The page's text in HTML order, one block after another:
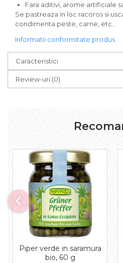
Paste bio integrale
Paste bio pentru copii
Paste fainoase bio
Pateu, sosuri si conserve
Conserve de peste bio
Crenvursti si pateu din carne bio
Pateu bio si creme vegetale
Lapte bio si bauturi vegetale
Sirop bio
Sucuri din fructe si legume bio
Superalimente
Pudre proteice bio
Superalimente bio
Uleiuri, grasimi si otet
Grasimi bio
Fara aditivi, arome artificiale
Se pastreaza in loc racoros si
condimenta peste, carne, etc..
Informatii conformitate produs
Caracteristici
Review-uri (0)
Piper verde in saramura
bio, 60 g